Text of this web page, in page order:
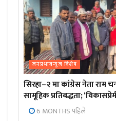
जनप्रभाबन्युज विशेष
सिरहा–२ मा कांग्रेस नेता राम
सामूहिक प्रतिबद्धता;
6 MONTHS पहिले